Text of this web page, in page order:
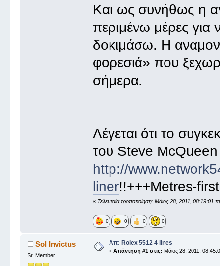
Και ως συνήθως η
περιμένω μέρες
δοκιμάσω. Η
φορεσιά» που
σήμερα.
Λέγεται ότι το
του Steve McQueen
http://
liner!!+++Metres-
« Τελευταία τροποποίηση: Μάιος 28, 2011, 08:19:01
0 0 0 0
Sol Invictus
Sr. Member
Απ: Rolex 5512 4 lines
« Απάντηση #1 στις: Μάιος 28, 2011,